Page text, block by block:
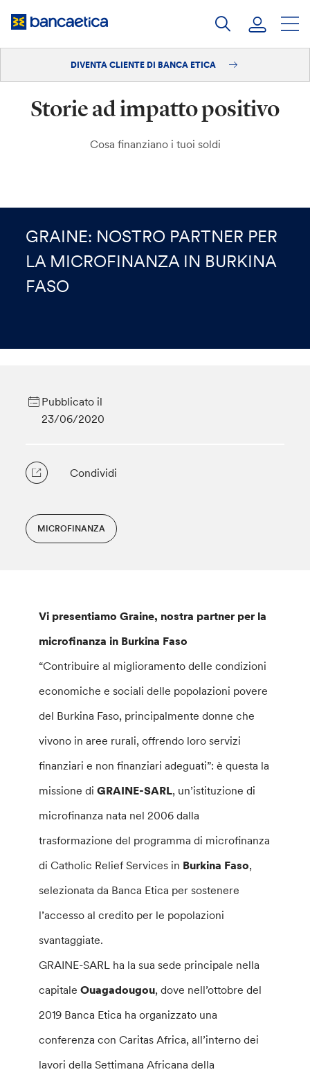
Diventa cliente
DIVENTA CLIENTE DI BANCA ETICA
Storie ad impatto positivo
Cosa finanziano i tuoi soldi
GRAINE: NOSTRO PARTNER PER
LA MICROFINANZA IN BURKINA
FASO
Pubblicato il
23/06/2020
Condividi
MICROFINANZA
Vi presentiamo Graine, nostra partner per la
microfinanza in Burkina Faso
“Contribuire al miglioramento delle condizioni
economiche e sociali delle popolazioni povere
del Burkina Faso, principalmente donne che
vivono in aree rurali, offrendo loro servizi
finanziari e non finanziari adeguati”: è questa la
missione diGRAINE-SARL, un’istituzione di
microfinanza nata nel 2006 dalla
trasformazione del programma di microfinanza
di Catholic Relief Services in Burkina Faso,
selezionata da Banca Etica per sostenere
l’accesso al credito per le popolazioni
svantaggiate.
GRAINE-SARL ha la sua sede principale nella
capitaleOuagadougou, dove nell’ottobre del
2019 Banca Etica ha organizzato una
conferenza con Caritas Africa, all’interno dei
lavori della Settimana Africana della